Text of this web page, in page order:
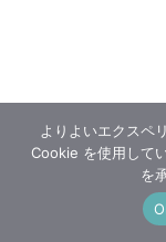
よりよいエクスペ
Cookie を使用して
を